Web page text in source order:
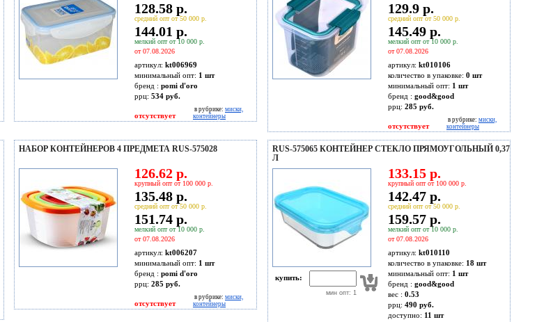
128.58 р.
средний опт от 50 000 р.
144.01 р.
мелкий опт от 10 000 р.
от 07.08.2026
артикул: kt006969
минимальный опт: 1 шт
бренд : pomi d'oro
ррц: 534 руб.
отсутствует
в рубрике: миски,
контейнеры
129.9 р.
средний опт от 50 000 р.
145.49 р.
мелкий опт от 10 000 р.
от 07.08.2026
артикул: kt010106
количество в упаковке: 0 шт
минимальный опт: 1 шт
бренд : good&good
ррц: 285 руб.
отсутствует
в рубрике: миски,
контейнеры
НАБОР КОНТЕЙНЕРОВ 4 ПРЕДМЕТА RUS-575028
126.62 р.
крупный опт от 100 000 р.
135.48 р.
средний опт от 50 000 р.
151.74 р.
мелкий опт от 10 000 р.
от 07.08.2026
артикул: kt006207
минимальный опт: 1 шт
бренд : pomi d'oro
ррц: 285 руб.
отсутствует
в рубрике: миски,
контейнеры
RUS-575065 КОНТЕЙНЕР СТЕКЛО ПРЯМОУГОЛЬНЫЙ 0,37
Л
купить:
мин опт: 1
133.15 р.
крупный опт от 100 000 р.
142.47 р.
средний опт от 50 000 р.
159.57 р.
мелкий опт от 10 000 р.
от 07.08.2026
артикул: kt010110
количество в упаковке: 18 шт
минимальный опт: 1 шт
бренд : good&good
вес : 0.53
ррц: 490 руб.
доступно: 11 шт